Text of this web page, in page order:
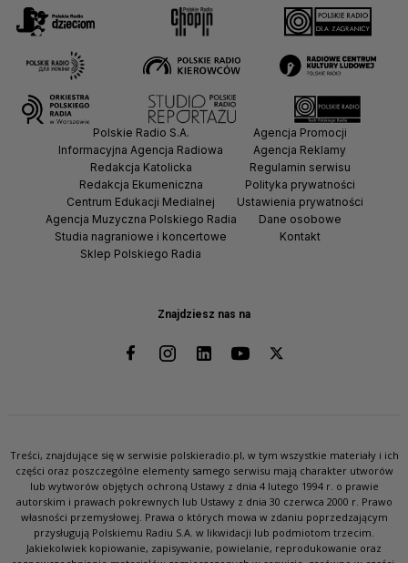
Znajdziesz nas na
Polskie Radio S.A.
Informacyjna Agencja Radiowa
Redakcja Katolicka
Redakcja Ekumeniczna
Centrum Edukacji Medialnej
Agencja Muzyczna Polskiego Radia
Studia nagraniowe i koncertowe
Sklep Polskiego Radia
Agencja Promocji
Agencja Reklamy
Regulamin serwisu
Polityka prywatności
Ustawienia prywatności
Dane osobowe
Kontakt
Treści, znajdujące się w serwisie polskieradio.pl, w tym wszystkie materiały i ich
części oraz poszczególne elementy samego serwisu mają charakter utworów
lub wytworów objętych ochroną Ustawy z dnia 4 lutego 1994 r. o prawie
autorskim i prawach pokrewnych lub Ustawy z dnia 30 czerwca 2000 r. Prawo
własności przemysłowej. Prawa o których mowa w zdaniu poprzedzającym
przysługują Polskiemu Radiu S.A. w likwidacji lub podmiotom trzecim.
Jakiekolwiek kopiowanie, zapisywanie, powielanie, reprodukowanie oraz